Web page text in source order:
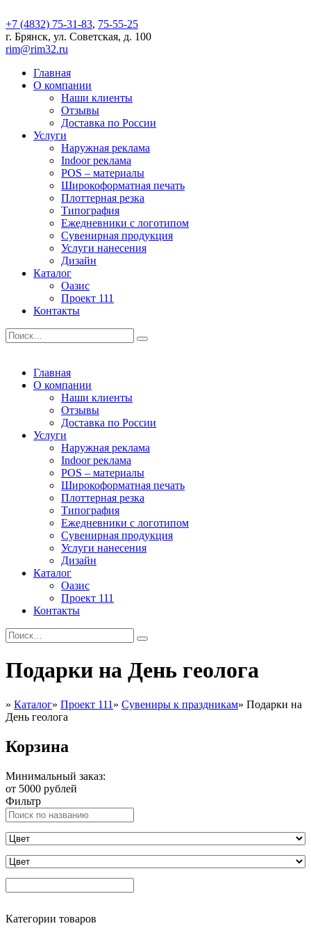
+7 (4832) 75-31-83, 75-55-25
г. Брянск, ул. Советская, д. 100
rim@rim32.ru
Главная
О компании
Наши клиенты
Отзывы
Доставка по России
Услуги
Наружная реклама
Indoor реклама
POS – материалы
Широкоформатная печать
Плоттерная резка
Типография
Ежедневники с логотипом
Сувенирная продукция
Услуги нанесения
Дизайн
Каталог
Оазис
Проект 111
Контакты
Главная
О компании
Наши клиенты
Отзывы
Доставка по России
Услуги
Наружная реклама
Indoor реклама
POS – материалы
Широкоформатная печать
Плоттерная резка
Типография
Ежедневники с логотипом
Сувенирная продукция
Услуги нанесения
Дизайн
Каталог
Оазис
Проект 111
Контакты
Подарки на День геолога
» Каталог» Проект 111 » Сувениры к праздникам» Подарки на
День геолога
Корзина
Минимальный заказ:
от 5000 рублей
Фильтр
Категории товаров